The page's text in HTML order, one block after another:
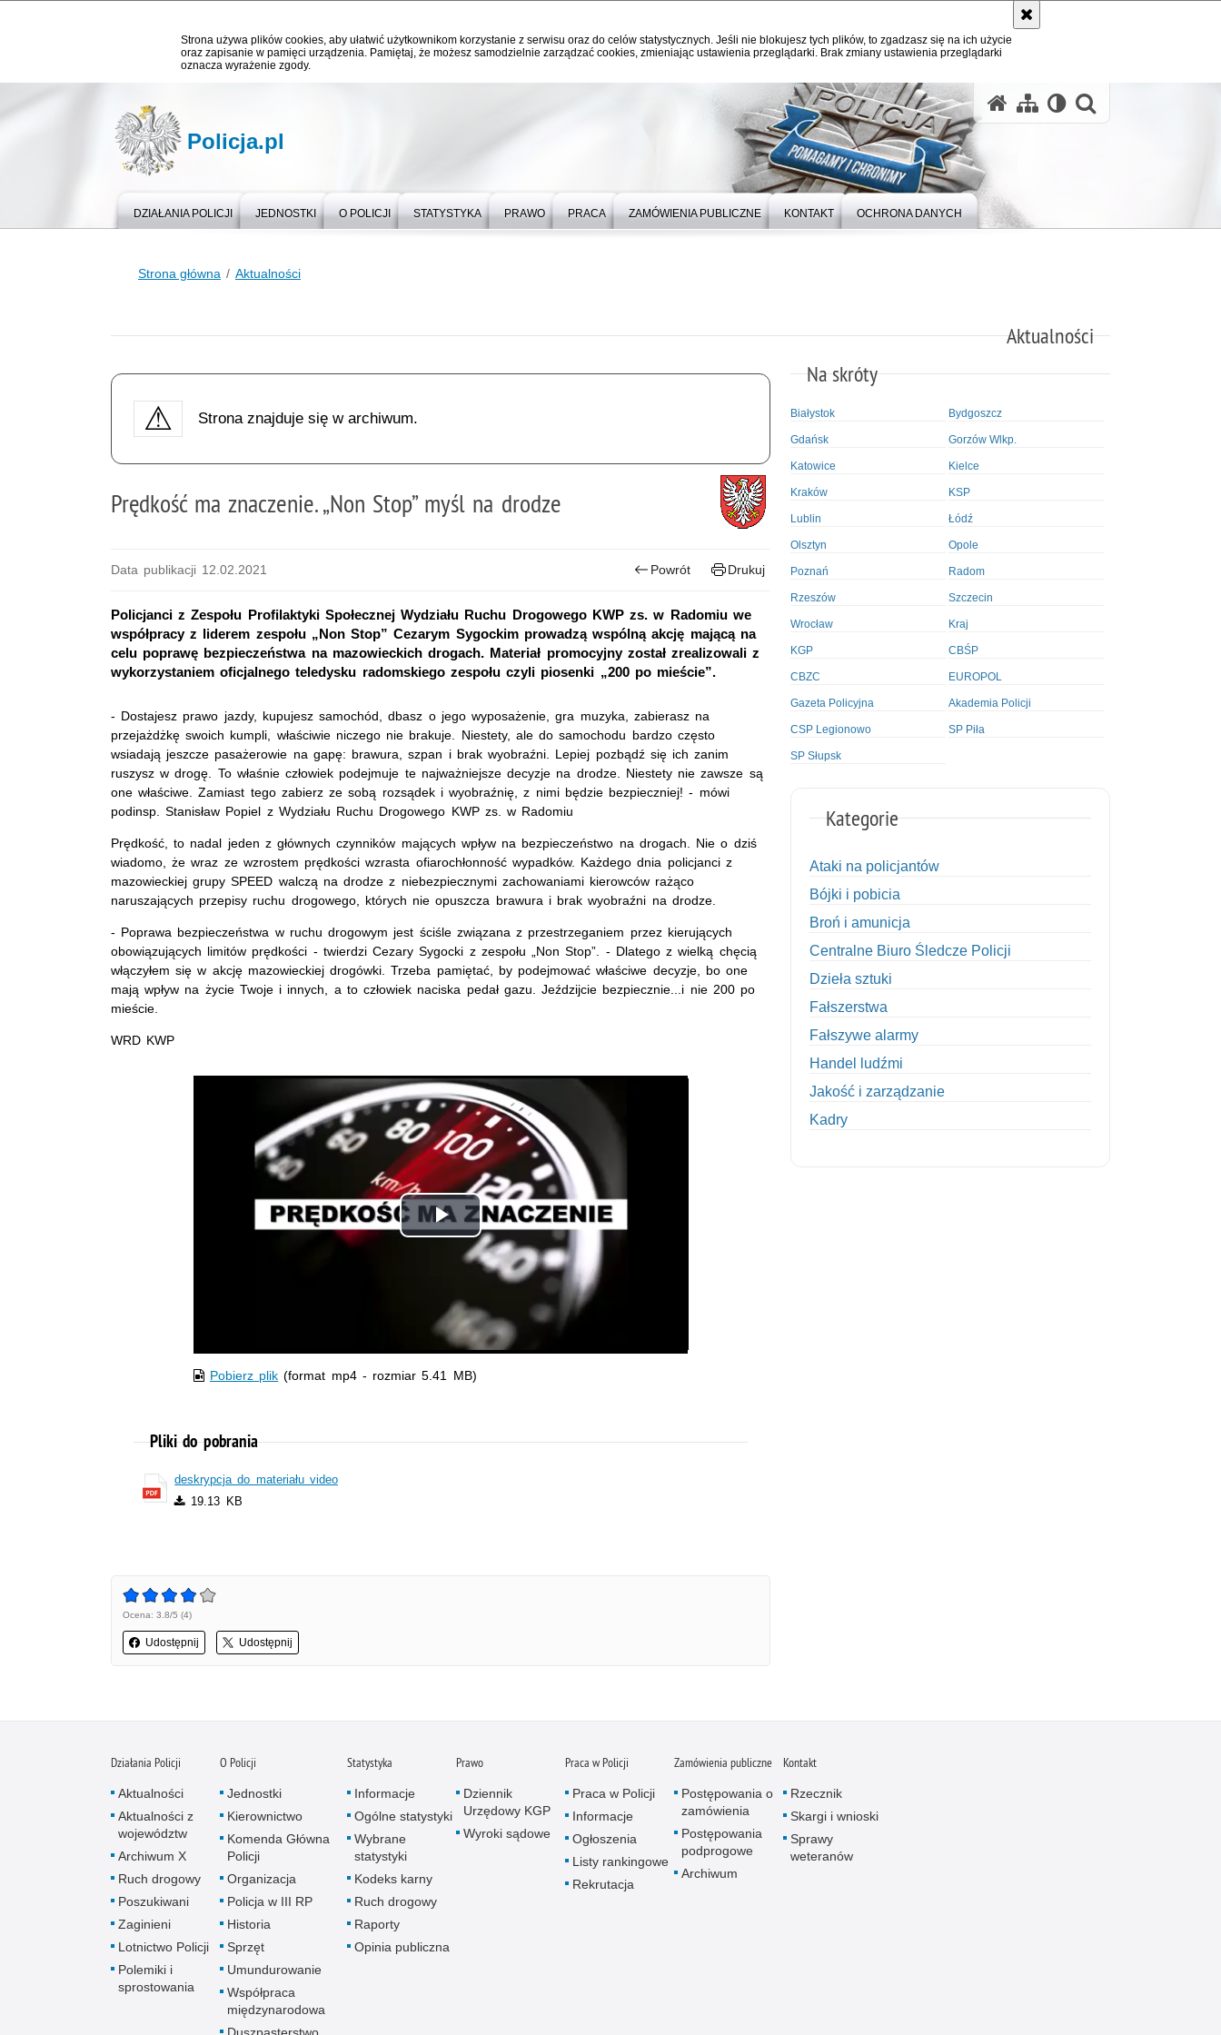
Strona używa plików cookies, aby ułatwić użytkownikom korzystanie z serwisu oraz do celów statystycznych. Jeśli nie blokujesz tych plików, to zgadzasz się na ich użycie
oraz zapisanie w pamięci urządzenia. Pamiętaj, że możesz samodzielnie zarządzać cookies, zmieniając ustawienia przeglądarki. Brak zmiany ustawienia przeglądarki
oznacza wyrażenie zgody.
Policja.pl
DZIAŁANIA POLICJI JEDNOSTKI O POLICJI STATYSTYKA PRAWO PRACA ZAMÓWIENIA PUBLICZNE KONTAKT OCHRONA DANYCH
Strona główna Aktualności
Aktualności
Strona znajduje się w archiwum.
Prędkość ma znaczenie. „Non Stop” myśl na drodze
Data publikacji 12.02.2021 Powrót Drukuj
Policjanci z Zespołu Profilaktyki Społecznej Wydziału Ruchu Drogowego KWP zs. w Radomiu we
współpracy z liderem zespołu „Non Stop” Cezarym Sygockim prowadzą wspólną akcję mającą na
celu poprawę bezpieczeństwa na mazowieckich drogach. Materiał promocyjny został zrealizowali z
wykorzystaniem oficjalnego teledysku radomskiego zespołu czyli piosenki „200 po mieście”.
- Dostajesz prawo jazdy, kupujesz samochód, dbasz o jego wyposażenie, gra muzyka, zabierasz na
przejażdżkę swoich kumpli, właściwie niczego nie brakuje. Niestety, ale do samochodu bardzo często
wsiadają jeszcze pasażerowie na gapę: brawura, szpan i brak wyobraźni. Lepiej pozbądź się ich zanim
ruszysz w drogę. To właśnie człowiek podejmuje te najważniejsze decyzje na drodze. Niestety nie zawsze są
one właściwe. Zamiast tego zabierz ze sobą rozsądek i wyobraźnię, z nimi będzie bezpieczniej! - mówi
podinsp. Stanisław Popiel z Wydziału Ruchu Drogowego KWP zs. w Radomiu
Prędkość, to nadal jeden z głównych czynników mających wpływ na bezpieczeństwo na drogach. Nie o dziś
wiadomo, że wraz ze wzrostem prędkości wzrasta ofiarochłonność wypadków. Każdego dnia policjanci z
mazowieckiej grupy SPEED walczą na drodze z niebezpiecznymi zachowaniami kierowców rażąco
naruszających przepisy ruchu drogowego, których nie opuszcza brawura i brak wyobraźni na drodze.
- Poprawa bezpieczeństwa w ruchu drogowym jest ściśle związana z przestrzeganiem przez kierujących
obowiązujących limitów prędkości - twierdzi Cezary Sygocki z zespołu „Non Stop”. - Dlatego z wielką chęcią
włączyłem się w akcję mazowieckiej drogówki. Trzeba pamiętać, by podejmować właściwe decyzje, bo one
mają wpływ na życie Twoje i innych, a to człowiek naciska pedał gazu. Jeździjcie bezpiecznie...i nie 200 po
mieście.
WRD KWP
Odtwórz
wideo
Pobierz plik (format mp4 - rozmiar 5.41 MB)
Pliki do pobrania
deskrypcja do materiału video
19.13 KB
Ocena: 3.8/5 (4)
Udostępnij Udostępnij
Na skróty
Białystok Bydgoszcz
Gdańsk Gorzów Wlkp.
Katowice Kielce
Kraków KSP
Lublin Łódź
Olsztyn Opole
Poznań Radom
Rzeszów Szczecin
Wrocław Kraj
KGP CBŚP
CBZC EUROPOL
Gazeta Policyjna Akademia Policji
CSP Legionowo SP Piła
SP Słupsk
Kategorie
Ataki na policjantów
Bójki i pobicia
Broń i amunicja
Centralne Biuro Śledcze Policji
Dzieła sztuki
Fałszerstwa
Fałszywe alarmy
Handel ludźmi
Jakość i zarządzanie
Kadry
Piractwo przemysłowe
Podrabianie znaków towarowych
Pogryzienia przez psy
Polemiki i sprostowania
Działania Policji
Aktualności
Aktualności z
województw
Archiwum X
Ruch drogowy
Poszukiwani
Zaginieni
Lotnictwo Policji
Polemiki i
sprostowania
O Policji
Jednostki
Kierownictwo
Komenda Główna
Policji
Organizacja
Policja w III RP
Historia
Sprzęt
Umundurowanie
Współpraca
międzynarodowa
Statystyka
Informacje
Ogólne statystyki
Wybrane
statystyki
Kodeks karny
Ruch drogowy
Raporty
Opinia publiczna
Prawo
Dziennik
Urzędowy KGP
Wyroki sądowe
Praca w Policji
Praca w Policji
Informacje
Ogłoszenia
Listy rankingowe
Rekrutacja
Zamówienia publiczne
Postępowania o
zamówienia
Postępowania
podprogowe
Archiwum
Kontakt
Rzecznik
Skargi i wnioski
Sprawy
weteranów